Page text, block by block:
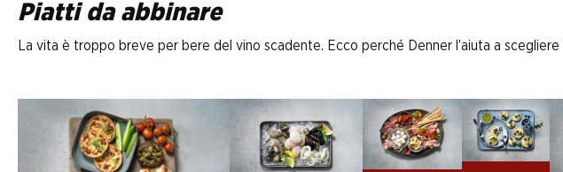
Piatti da abbinare
La vita è troppo breve per bere del vino scadente. Ecco perché Denner l’aiuta a